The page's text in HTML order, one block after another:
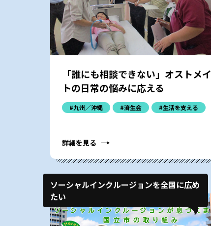
「誰にも相談できない」オストメイ
トの日常の悩みに応える
#九州／沖縄 #済生会 #生活を支える
詳細を見る
ソーシャルインクルージョンを全国に広め
たい